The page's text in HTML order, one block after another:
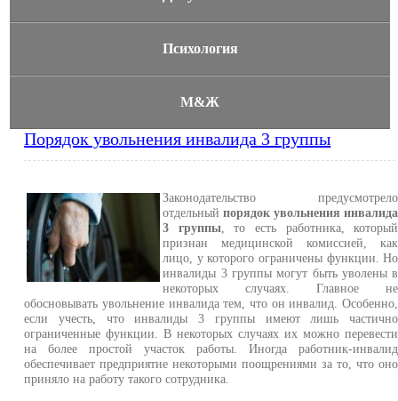
Психология
М&Ж
Порядок увольнения инвалида 3 группы
Законодательство предусмотрело
отдельныйпорядок увольнения инвалида
3 группы, то есть работника, который
признан медицинской комиссией, как
лицо, у которого ограничены функции. Но
инвалиды 3 группы могут быть уволены в
некоторых случаях. Главное не
обосновывать увольнение инвалида тем, что он инвалид. Особенно,
если учесть, что инвалиды 3 группы имеют лишь частично
ограниченные функции. В некоторых случаях их можно перевести
на более простой участок работы. Иногда работник-инвалид
обеспечивает предприятие некоторыми поощрениями за то, что оно
приняло на работу такого сотрудника.